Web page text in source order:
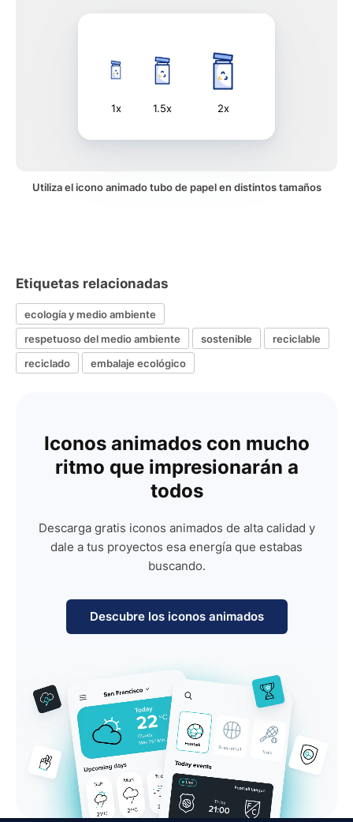
1x 1.5x 2x
Utiliza el icono animado tubo de papel en distintos tamaños
Etiquetas relacionadas
ecología y medio ambiente
respetuoso del medio ambiente
sostenible
reciclable
reciclado
embalaje ecológico
Iconos animados con mucho
ritmo que impresionarán a
todos
Descarga gratis iconos animados de alta calidad y
dale a tus proyectos esa energía que estabas
buscando.
Descubre los iconos animados